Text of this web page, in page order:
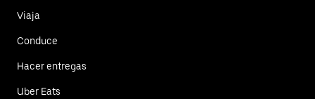
Viaja
Conduce
Hacer entregas
Uber Eats